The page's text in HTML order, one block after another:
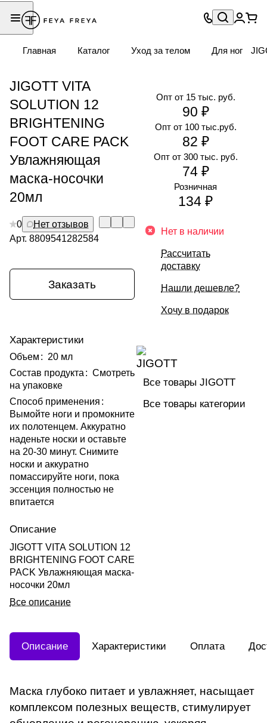
Главная Каталог Уход за телом Для ног
JIGOTT VITA
SOLUTION 12
BRIGHTENING
FOOT CARE PACK
Увлажняющая
маска-носочки
20мл
0
Нет отзывов
Арт. 8809541282584
Заказать
Характеристики
Объем : 20 мл
Состав продукта : Смотреть
на упаковке
Способ применения :
Вымойте ноги и промокните
их полотенцем. Аккуратно
наденьте носки и оставьте
на 20-30 минут. Снимите
носки и аккуратно
помассируйте ноги, пока
эссенция полностью не
впитается
Описание
JIGOTT VITA SOLUTION 12
BRIGHTENING FOOT CARE
PACK Увлажняющая маска-
носочки 20мл
Все описание
Опт от 300 тыс. руб.
74 ₽
Опт от 15 тыс. руб.
90 ₽
Опт от 100 тыс.руб.
82 ₽
Розничная
134 ₽
Нет в наличии
Рассчитать
доставку
Нашли дешевле?
Хочу в подарок
Все товары JIGOTT
Все товары категории
Описание Характеристики Оплата
Маска глубоко питает и увлажняет, насыщает
комплексом полезных веществ, стимулирует